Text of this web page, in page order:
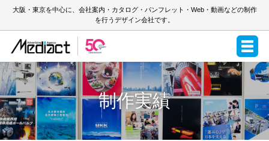
大阪・東京を中心に、会社案内・カタログ・パンフレット・Web・動画などの制作
を行うデザイン会社です。
制作実績